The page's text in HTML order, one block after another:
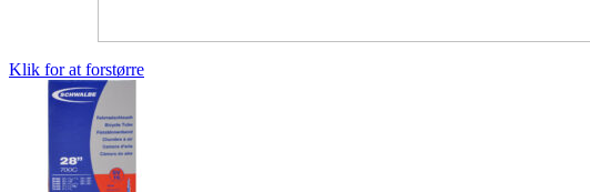
Klik for at forstørre